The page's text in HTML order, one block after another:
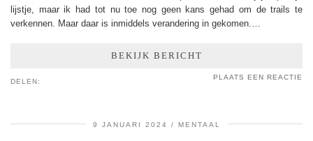
lijstje, maar ik had tot nu toe nog geen kans gehad om de trails te
verkennen. Maar daar is inmiddels verandering in gekomen.…
BEKIJK BERICHT
DELEN:
PLAATS EEN REACTIE
9 JANUARI 2024 MENTAAL